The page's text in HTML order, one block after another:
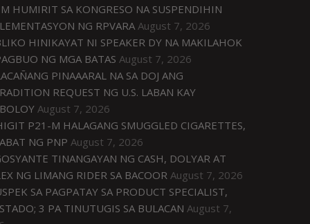
HUMIRIT SA KONGRESO NA SUSPENDIHIN
NG RPVARA August 7, 2026
HINIKAYAT NI SPEAKER DY NA MAKILAHOK
NG MGA BATAS August 7, 2026
PINAAARAL NA SA DOJ ANG
REQUEST NG U.S. LABAN KAY
August 7, 2026
P21-M HALAGANG SMUGGLED CIGARETTES,
NG PNP August 7, 2026
TINANGAYAN NG CASH, DOLYAR AT
NG LIMANG RIDER SA BACOOR August 7, 2026
SA PAGPATAY SA PRODUCT SPECIALIST,
3 PA TINUTUGIS SA BULACAN August 7,